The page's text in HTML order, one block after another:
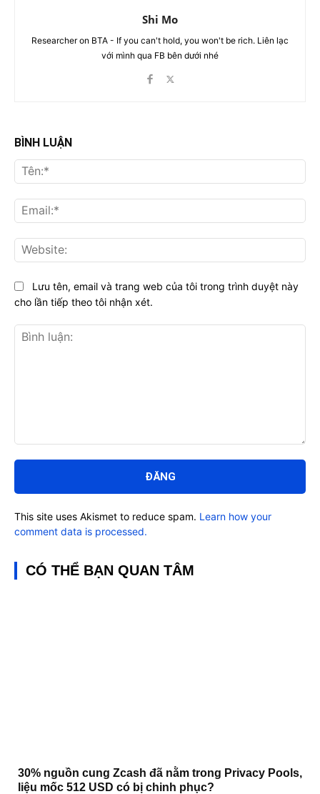
Shi Mo
Researcher on BTA - If you can't hold, you won't be rich. Liên lạc
với mình qua FB bên dưới nhé
BÌNH LUẬN
luận:
Lưu tên, email và trang web của tôi trong trình duyệt này
cho lần tiếp theo tôi nhận xét.
This site uses Akismet to reduce spam. Learn how your
comment data is processed.
CÓ THỂ BẠN QUAN TÂM
30% nguồn cung Zcash đã nằm trong Privacy Pools,
liệu mốc 512 USD có bị chinh phục?